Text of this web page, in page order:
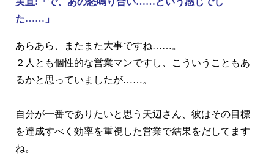
た……」
あらあら、またまた大事ですね……。
２人とも個性的な営業マンですし、こういうこともあ
るかと思っていましたが……。
自分が一番でありたいと思う天辺さん、彼はその目標
を達成すべく効率を重視した営業で結果をだしてます
ね。